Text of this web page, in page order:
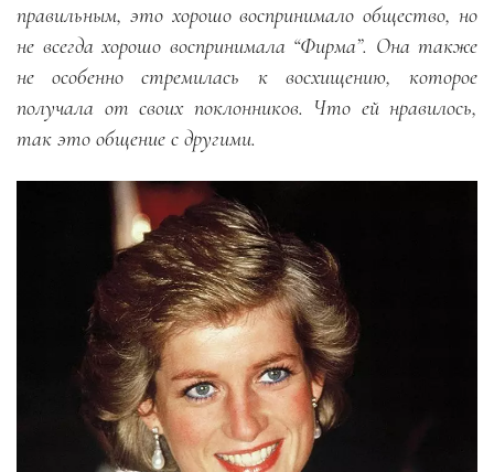
правильным, это хорошо воспринимало общество, но
не всегда хорошо воспринимала “Фирма”. Она также
не особенно стремилась к восхищению, которое
получала от своих поклонников. Что ей нравилось,
так это общение с другими.